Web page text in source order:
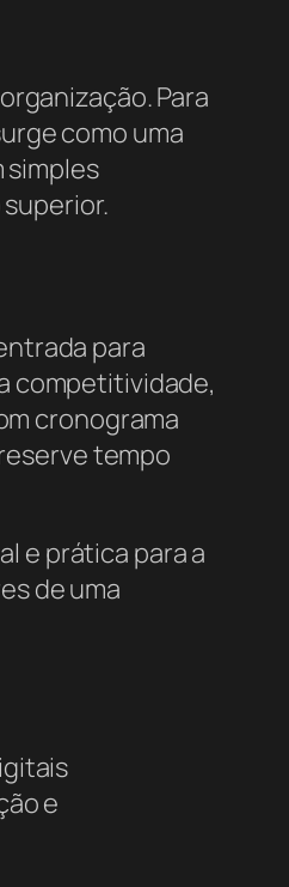
Para
como uma
simples
para
competitividade,
cronograma
tempo
e prática para a
de uma
e